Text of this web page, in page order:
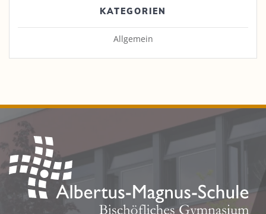
KATEGORIEN
Allgemein